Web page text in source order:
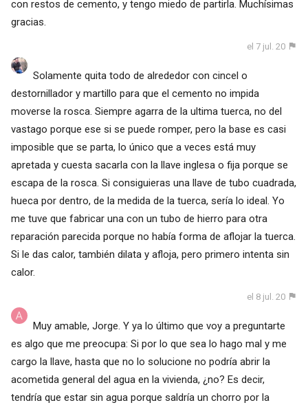
con restos de cemento, y tengo miedo de partirla. Muchísimas
gracias.
el 7 jul. 20
Solamente quita todo de alrededor con cincel o
destornillador y martillo para que el cemento no impida
moverse la rosca. Siempre agarra de la ultima tuerca, no del
vastago porque ese si se puede romper, pero la base es casi
imposible que se parta, lo único que a veces está muy
apretada y cuesta sacarla con la llave inglesa o fija porque se
escapa de la rosca. Si consiguieras una llave de tubo cuadrada,
hueca por dentro, de la medida de la tuerca, sería lo ideal. Yo
me tuve que fabricar una con un tubo de hierro para otra
reparación parecida porque no había forma de aflojar la tuerca.
Si le das calor, también dilata y afloja, pero primero intenta sin
calor.
el 8 jul. 20
Muy amable, Jorge. Y ya lo último que voy a preguntarte
es algo que me preocupa: Si por lo que sea lo hago mal y me
cargo la llave, hasta que no lo solucione no podría abrir la
acometida general del agua en la vivienda, ¿no? Es decir,
tendría que estar sin agua porque saldría un chorro por la